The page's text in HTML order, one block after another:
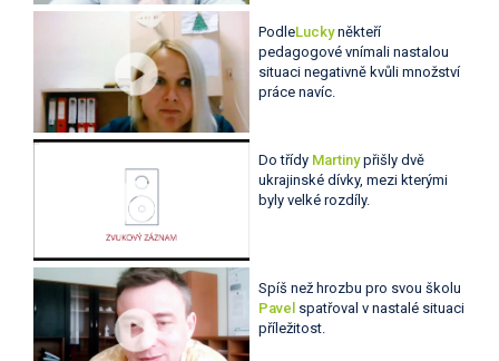
PodleLuckyněkteří
pedagogové vnímali nastalou
situaci negativně kvůli množství
práce navíc.
Do třídy Martinypřišly dvě
ukrajinské dívky, mezi kterými
byly velké rozdíly.
Spíš než hrozbu pro svou školu
Pavel spatřoval v nastalé situaci
příležitost.